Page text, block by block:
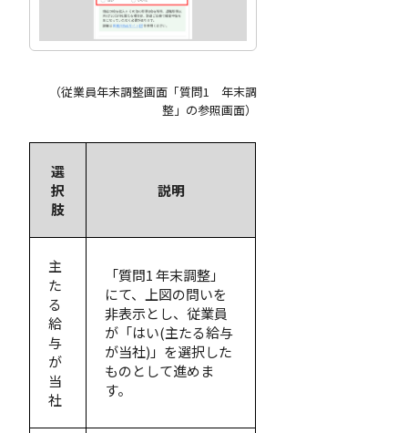
（従業員年末調整画面「質問1 年末調
整」の参照画面）
選
択
肢
説明
主
た
る
給
与
が
当
社
「質問1 年末調整」
にて、上図の問いを
非表示とし、従業員
が「はい(主たる給与
が当社)」を選択した
ものとして進めま
す。